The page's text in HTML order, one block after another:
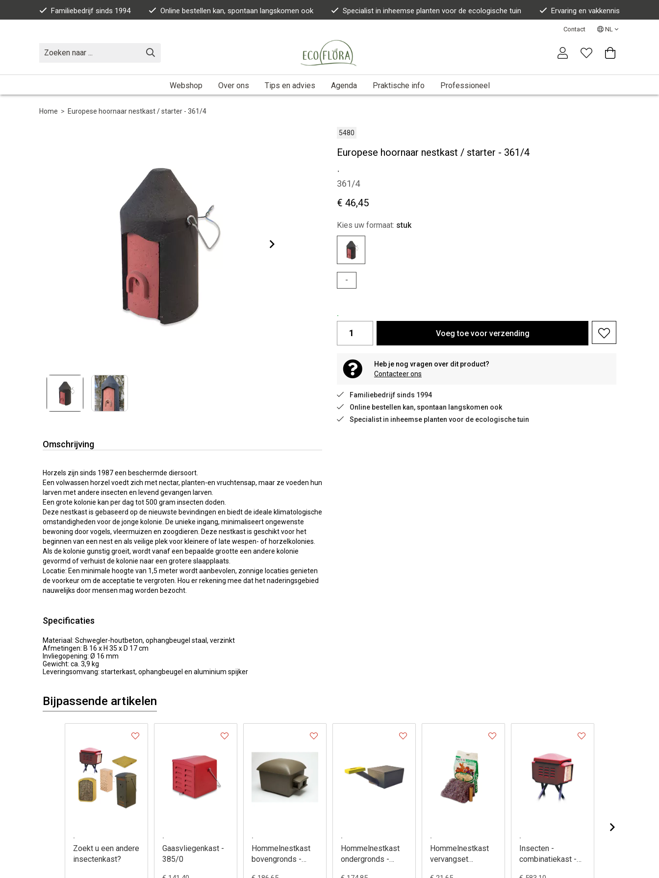
Familiebedrijf sinds 1994 Online bestellen kan, spontaan langskomen ook Specialist in inheemse planten voor de ecologische tuin Ervaring en vakkennis
Contact NL
Webshop Over ons Tips en advies Agenda Praktische info Professioneel
Home > Europese hoornaar nestkast / starter - 361/4
5480
Europese hoornaar nestkast / starter - 361/4
.
361/4
€ 46,45
Kies uw formaat: stuk
-
.
Voeg toe voor verzending
Heb je nog vragen over dit product?
Contacteer ons
Familiebedrijf sinds 1994
Online bestellen kan, spontaan langskomen ook
Specialist in inheemse planten voor de ecologische tuin
Omschrijving
Horzels zijn sinds 1987 een beschermde diersoort.
Een volwassen horzel voedt zich met nectar, planten-en vruchtensap, maar ze voeden hun
larven met andere insecten en levend gevangen larven.
Een grote kolonie kan per dag tot 500 gram insecten doden.
Deze nestkast is gebaseerd op de nieuwste bevindingen en biedt de ideale klimatologische
omstandigheden voor de jonge kolonie. De unieke ingang, minimaliseert ongewenste
bewoning door vogels, vleermuizen en zoogdieren. Deze nestkast is geschikt voor het
beginnen van een nest en als veilige plek voor kleinere of late wespen- of horzelkolonies.
Als de kolonie gunstig groeit, wordt vanaf een bepaalde grootte een andere kolonie
gevormd of verhuist de kolonie naar een grotere slaapplaats.
Locatie: Een minimale hoogte van 1,5 meter wordt aanbevolen, zonnige locaties genieten
de voorkeur om de acceptatie te vergroten. Hou er rekening mee dat het naderingsgebied
nauwelijks door mensen mag worden bezocht.
Specificaties
Materiaal: Schwegler-houtbeton, ophangbeugel staal, verzinkt
Afmetingen: B 16 x H 35 x D 17 cm
Invliegopening: Ø 16 mm
Gewicht: ca. 3,9 kg
Leveringsomvang: starterkast, ophangbeugel en aluminium spijker
Bijpassende artikelen
.
Zoekt u een andere
insectenkast?
.
Gaasvliegenkast -
385/0
.
Hommelnestkast
bovengronds -
.
Hommelnestkast
ondergronds -
.
Hommelnestkast
vervangset
.
Insecten -
combinatiekast -